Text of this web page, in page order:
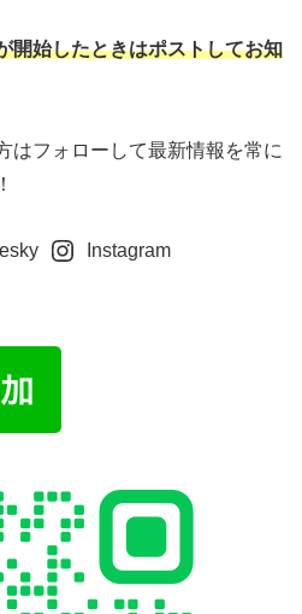
開始したときはポストしてお知
はフォローして最新情報を常に
Instagram